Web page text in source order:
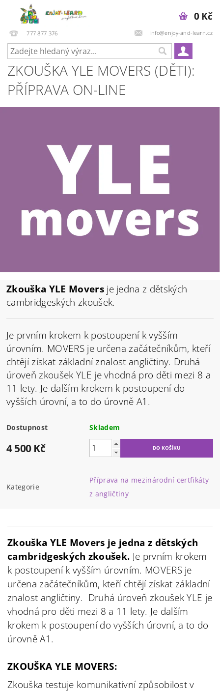
777 877 376 info@enjoy-and-learn.cz
0 Kč
ZKOUŠKA YLE MOVERS (DĚTI):
PŘÍPRAVA ON-LINE
Zkouška YLE Moversje jedna z dětských
cambridgeských zkoušek.
Je prvním krokem k postoupení k vyšším
úrovním. MOVERS je určena začátečníkům, kteří
chtějí získat základní znalost angličtiny. Druhá
úroveň zkoušek YLE je vhodná pro děti mezi 8 a
11 lety. Je dalším krokem k postoupení do
vyšších úrovní, a to do úrovně A1.
Dostupnost Skladem
4 500 Kč
Kategorie
Příprava na mezinárodní certfikáty
z angličtiny
Zkouška YLE Movers je jedna z dětských
cambridgeských zkoušek. Je prvním krokem
k postoupení k vyšším úrovním. MOVERS je
určena začátečníkům, kteří chtějí získat základní
znalost angličtiny. Druhá úroveň zkoušek YLE je
vhodná pro děti mezi 8 a 11 lety. Je dalším
krokem k postoupení do vyšších úrovní, a to do
úrovně A1.
ZKOUŠKA YLE MOVERS:
Zkouška testuje komunikativní způsobilost v